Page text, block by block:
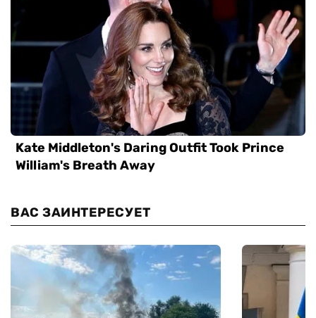
ВАС ЗАИНТЕРЕСУЕТ